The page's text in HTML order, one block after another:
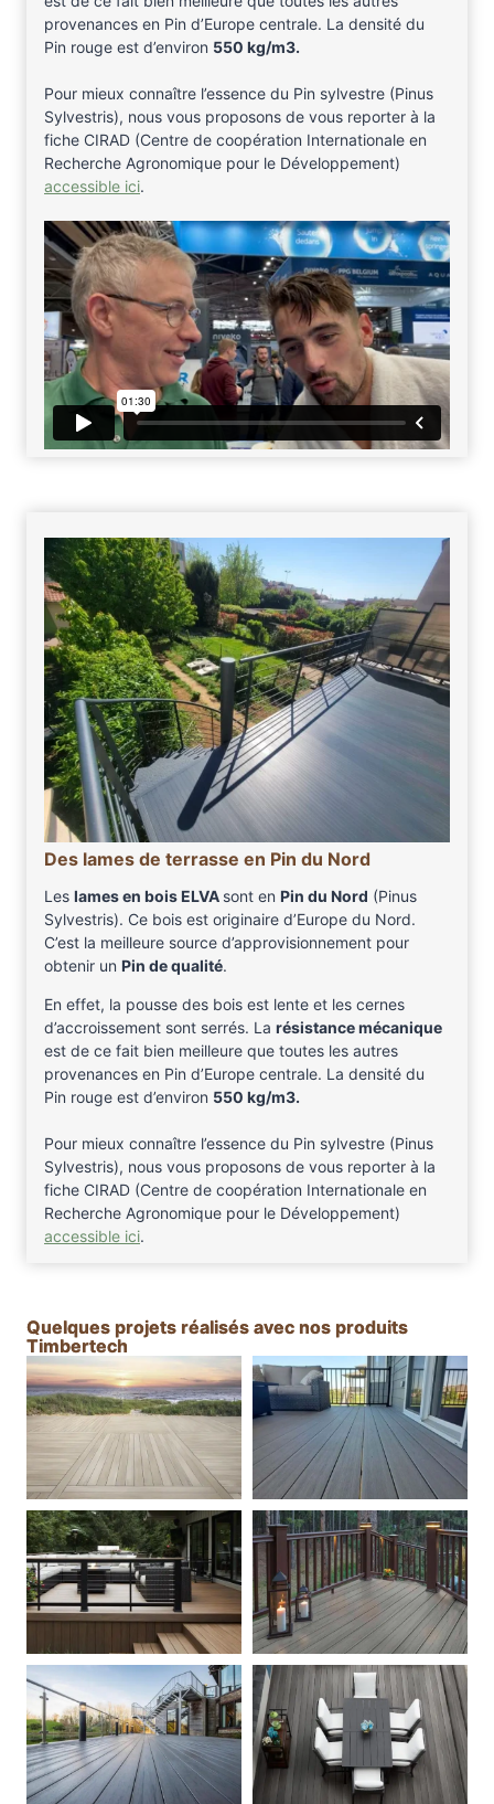
provenances en Pin d’Europe centrale. La densité du
Pin rouge est d’environ 550 kg/m3.
Pour mieux connaître l’essence du Pin sylvestre (Pinus
Sylvestris), nous vous proposons de vous reporter à la
fiche CIRAD (Centre de coopération Internationale en
Recherche Agronomique pour le Développement)
accessible ici.
Des lames de terrasse en Pin du Nord
Les lames en bois ELVA sont en Pin du Nord (Pinus
Sylvestris). Ce bois est originaire d’Europe du Nord.
C’est la meilleure source d’approvisionnement pour
obtenir un Pin de qualité.
En effet, la pousse des bois est lente et les cernes
d’accroissement sont serrés. La résistance mécanique
est de ce fait bien meilleure que toutes les autres
provenances en Pin d’Europe centrale. La densité du
Pin rouge est d’environ 550 kg/m3.
Pour mieux connaître l’essence du Pin sylvestre (Pinus
Sylvestris), nous vous proposons de vous reporter à la
fiche CIRAD (Centre de coopération Internationale en
Recherche Agronomique pour le Développement)
accessible ici.
Quelques projets réalisés avec nos produits
Timbertech